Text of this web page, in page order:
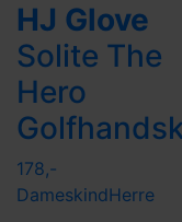
HJ Glove
Solite The
Hero
178,-
DameskindHerre